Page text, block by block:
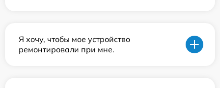
Я хочу, чтобы мое устройство
ремонтировали при мне.